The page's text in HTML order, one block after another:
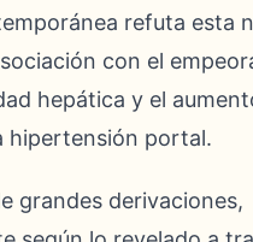
refuta esta
con el
hepática y el
hipertensión portal.
grandes derivaciones,